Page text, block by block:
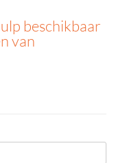
beschikbaar
van